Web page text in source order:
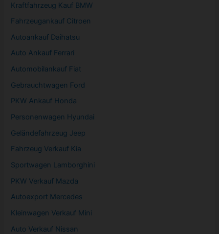
Kraftfahrzeug Kauf BMW
Fahrzeugankauf Citroen
Autoankauf Daihatsu
Auto Ankauf Ferrari
Automobilankauf Fiat
Gebrauchtwagen Ford
PKW Ankauf Honda
Personenwagen Hyundai
Geländefahrzeug Jeep
Fahrzeug Verkauf Kia
Sportwagen Lamborghini
PKW Verkauf Mazda
Autoexport Mercedes
Kleinwagen Verkauf Mini
Auto Verkauf Nissan